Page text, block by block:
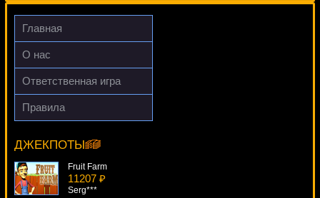
3435 ₽
verkhovod***
Главная
О нас
Ответственная игра
Правила
ДЖЕКПОТЫ
Hot Hot Volcano
beautif***
Fruit Farm
11207 ₽
Serg***